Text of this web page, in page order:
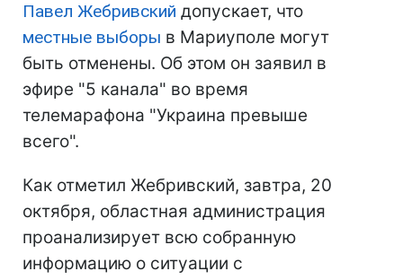
Павел Жебривский допускает, что
местные выборы в Мариуполе могут
быть отменены. Об этом он заявил в
эфире "5 канала" во время
телемарафона "Украина превыше
всего".
Как отметил Жебривский, завтра, 20
октября, областная администрация
проанализирует всю собранную
информацию о ситуации с